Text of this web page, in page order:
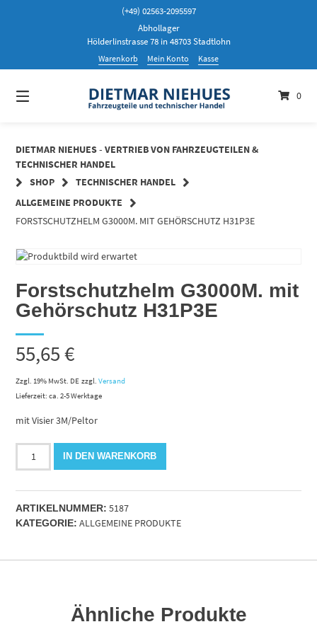
(+49) 02563-2095597
Abhollager
Hölderlinstrasse 78 in 48703 Stadtlohn
Warenkorb Mein Konto Kasse
0
DIETMAR NIEHUES - VERTRIEB VON FAHRZEUGTEILEN &
TECHNISCHER HANDEL
SHOP
TECHNISCHER HANDEL
ALLGEMEINE PRODUKTE
FORSTSCHUTZHELM G3000M. MIT GEHÖRSCHUTZ H31P3E
Forstschutzhelm G3000M. mit
Gehörschutz H31P3E
55,65€
Zzgl. 19% MwSt. DE zzgl.Versand
Lieferzeit: ca. 2-5 Werktage
mit Visier 3M/Peltor
Forstschutzhelm
G3000M.
Gehörschutz
H31P3E
Menge
IN DEN WARENKORB
ARTIKELNUMMER: 5187
KATEGORIE: ALLGEMEINE PRODUKTE
Ähnliche Produkte